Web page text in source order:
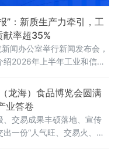
碳当量
”：新质生产力牵引，工
献率超35%
闻办公室举行新闻发布会，
绍2026年上半年工业和信息
和信息化持续向新向优发
据亮眼，规模以上工业增加
工业对经济增长贡献率超
破到新赛道火热，中国制造
。经济运行总体平稳 工
龙海）食品博览会圆满
业答卷
、交易成果丰硕落地、宣传
一份“人气旺、交易火、渠